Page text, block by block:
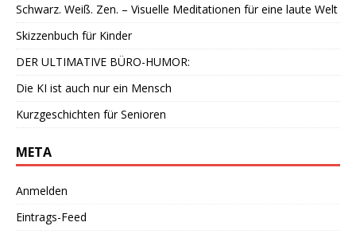
Schwarz. Weiß. Zen. – Visuelle Meditationen für eine laute Welt
Skizzenbuch für Kinder
DER ULTIMATIVE BÜRO-HUMOR:
Die KI ist auch nur ein Mensch
Kurzgeschichten für Senioren
META
Anmelden
Eintrags-Feed